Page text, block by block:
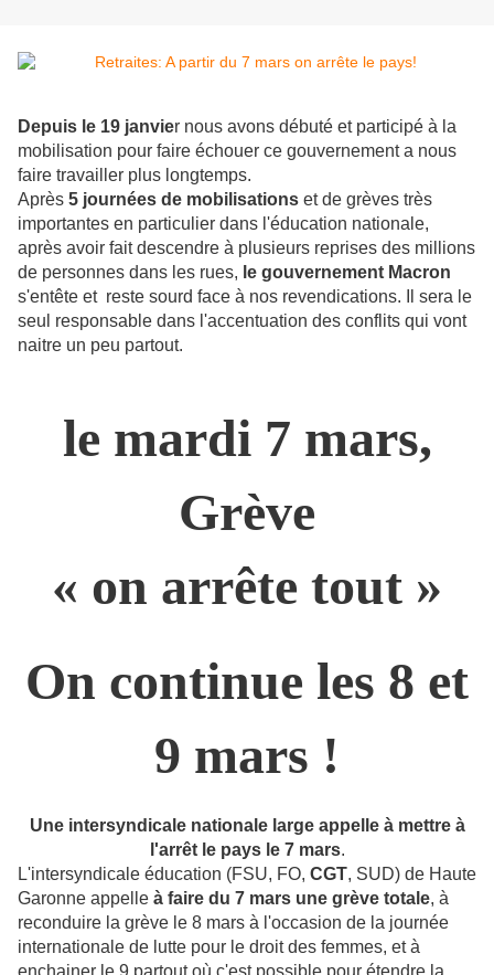
Depuis le 19 janvier nous avons débuté et participé à la
mobilisation pour faire échouer ce gouvernement a nous
faire travailler plus longtemps.
Après 5 journées de mobilisations et de grèves très
importantes en particulier dans l'éducation nationale,
après avoir fait descendre à plusieurs reprises des millions
de personnes dans les rues, le gouvernement Macron
s'entête et reste sourd face à nos revendications. Il sera le
seul responsable dans l'accentuation des conflits qui vont
naitre un peu partout.
le mardi 7 mars,
Grève
« on arrête tout »
On continue les 8 et
9 mars !
Une intersyndicale nationale large appelle à mettre à
l'arrêt le pays le 7 mars.
L'intersyndicale éducation (FSU, FO, CGT, SUD) de Haute
Garonne appelle à faire du 7 mars une grève totale, à
reconduire la grève le 8 mars à l'occasion de la journée
internationale de lutte pour le droit des femmes, et à